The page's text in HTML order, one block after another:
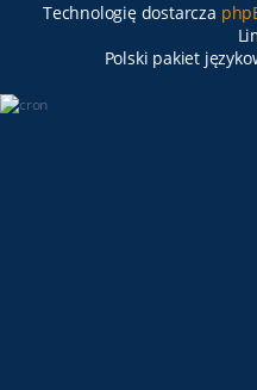
Technologię dostarcza
Polski pakiet